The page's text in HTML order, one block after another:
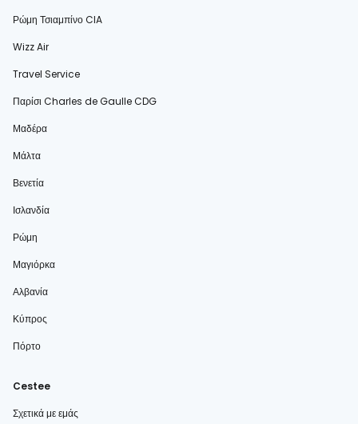
Ρώμη Τσιαμπίνο CIA
Wizz Air
Travel Service
Παρίσι Charles de Gaulle CDG
Μαδέρα
Μάλτα
Βενετία
Ισλανδία
Ρώμη
Μαγιόρκα
Αλβανία
Κύπρος
Πόρτο
Cestee
Σχετικά με εμάς